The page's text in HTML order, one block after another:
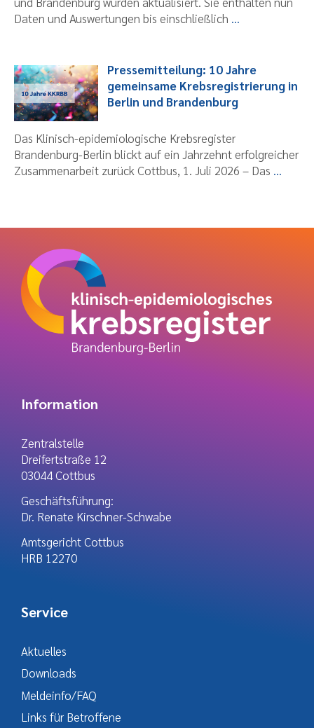
Daten und Auswertungen bis einschließlich ...
Pressemitteilung: 10 Jahre
gemeinsame Krebsregistrierung in
Berlin und Brandenburg
Das Klinisch-epidemiologische Krebsregister
Brandenburg-Berlin blickt auf ein Jahrzehnt erfolgreicher
Zusammenarbeit zurück Cottbus, 1. Juli 2026 – Das ...
Information
Zentralstelle
Dreifertstraße 12
03044 Cottbus
Geschäftsführung:
Dr. Renate Kirschner-Schwabe
Amtsgericht Cottbus
HRB 12270
Service
Aktuelles
Downloads
Meldeinfo/FAQ
Links für Betroffene